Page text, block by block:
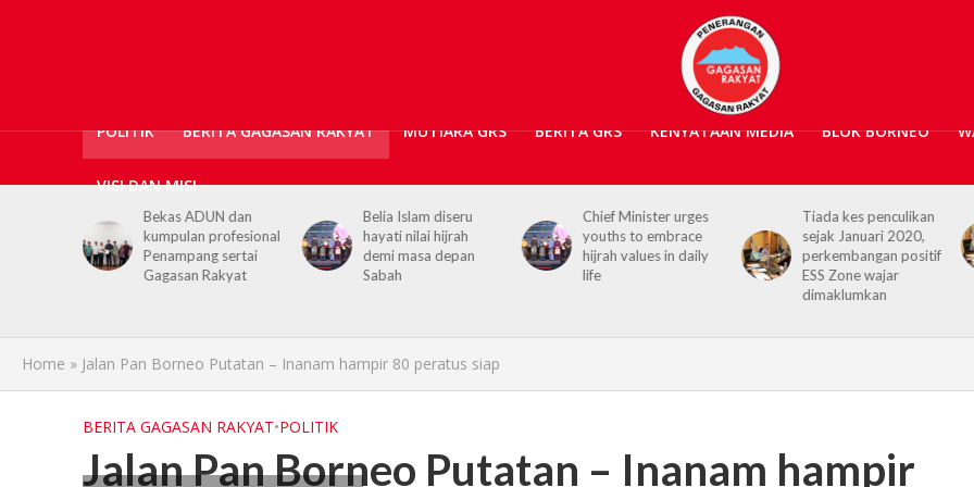
POLITIK BERITA GAGASAN RAKYAT MUTIARA GRS BERITA GRS KENYATAAN MEDIA BLOK BORNEO
VISI DAN MISI
Bekas ADUN dan
kumpulan profesional
Penampang sertai
Gagasan Rakyat
Belia Islam diseru
hayati nilai hijrah
demi masa depan
Sabah
Chief Minister urges
youths to embrace
hijrah values in daily
life
Tiada kes penculikan
sejak Januari 2020,
perkembangan positif
ESS Zone wajar
dimaklumkan
Home » Jalan Pan Borneo Putatan – Inanam hampir 80 peratus siap
BERITA GAGASAN RAKYAT•POLITIK
Jalan Pan Borneo Putatan – Inanam hampir